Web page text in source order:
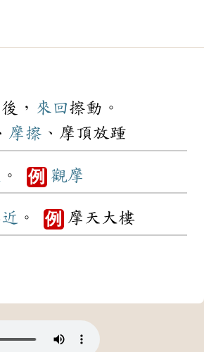
後， 來回擦動。
摩擦 、摩頂放踵
。 例 觀摩
。 例 摩天大樓